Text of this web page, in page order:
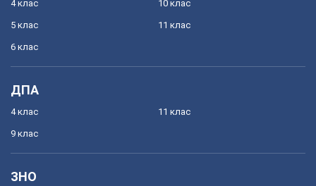
4 клас
5 клас
6 клас
10 клас
11 клас
ДПА
4 клас
9 клас
11 клас
ЗНО